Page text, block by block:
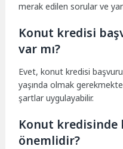
merak edilen sorular ve
Konut kredisi
var mı?
Evet, konut kredisi
yaşında olmak
şartlar uygulayabilir.
Konut kredisinde
önemlidir?